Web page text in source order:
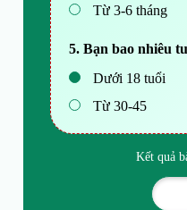
Từ 3-6 tháng
5. Bạn bao nhiêu
Dưới 18 tuổi
Từ 30-45
Kết quả